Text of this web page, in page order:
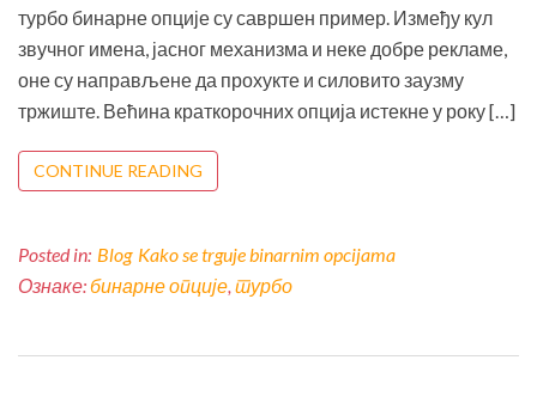
турбо бинарне опције су савршен пример. Између кул
звучног имена, јасног механизма и неке добре рекламе,
оне су направљене да прохукте и силовито заузму
тржиште. Већина краткорочних опција истекне у року […]
CONTINUE READING
Posted in: Blog Kako se trguje binarnim opcijama
Ознаке:бинарне опције, турбо